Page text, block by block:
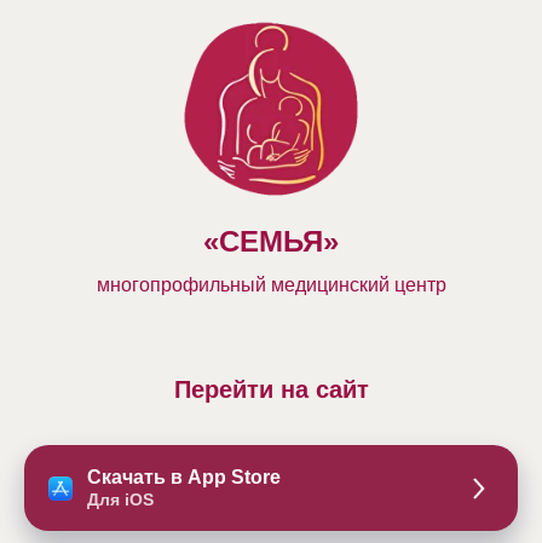
«СЕМЬЯ»
многопрофильный медицинский центр
Перейти на сайт
Скачать в App Store
Для iOS